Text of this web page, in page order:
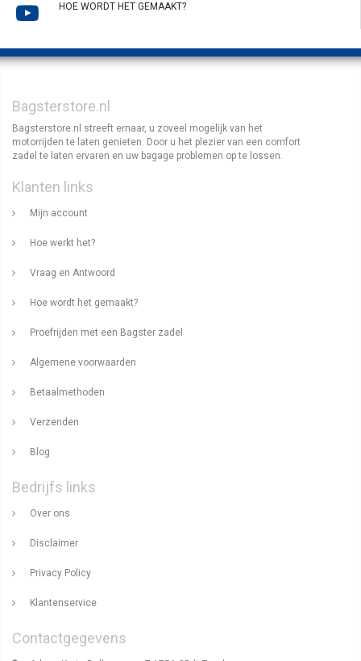
HOE WORDT HET GEMAAKT?
Bagsterstore.nl
Bagsterstore.nl streeft ernaar, u zoveel mogelijk van het
motorrijden te laten genieten. Door u het plezier van een comfort
zadel te laten ervaren en uw bagage problemen op te lossen.
Klanten links
Mijn account
Hoe werkt het?
Vraag en Antwoord
Hoe wordt het gemaakt?
Proefrijden met een Bagster zadel
Algemene voorwaarden
Betaalmethoden
Verzenden
Blog
Bedrijfs links
Over ons
Disclaimer
Privacy Policy
Klantenservice
Contactgegevens